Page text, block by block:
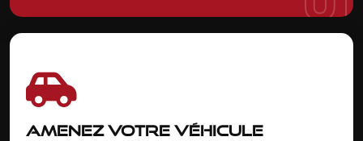
Amenez votre véhicule